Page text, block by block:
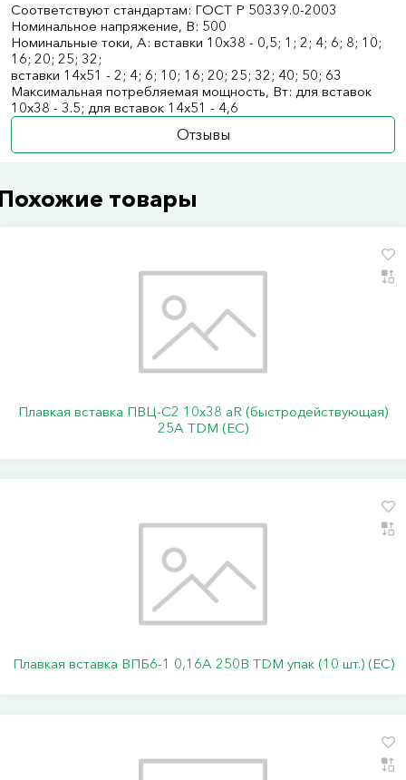
Соответствуют стандартам: ГОСТ Р 50339.0-2003
Номинальное напряжение, В: 500
Номинальныe токи, А: вставки 10х38 - 0,5; 1; 2; 4; 6; 8; 10;
16; 20; 25; 32;
вставки 14х51 - 2; 4; 6; 10; 16; 20; 25; 32; 40; 50; 63
Максимальная потребляемая мощность, Вт: для вставок
10х38 - 3.5; для вставок 14х51 - 4,6
Отзывы
товары
Плавкая вставка ПВЦ-С2 10х38 aR (быстродействующая)
25А TDM (ЕС)
Плавкая вставка ВПБ6-1 0,16А 250В TDM упак (10 шт.) (ЕС)